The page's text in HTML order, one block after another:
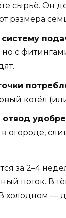
сырьё. Он
размера
с
котёл
отвод
в огороде,
за 2–4
поток. В
холодном —